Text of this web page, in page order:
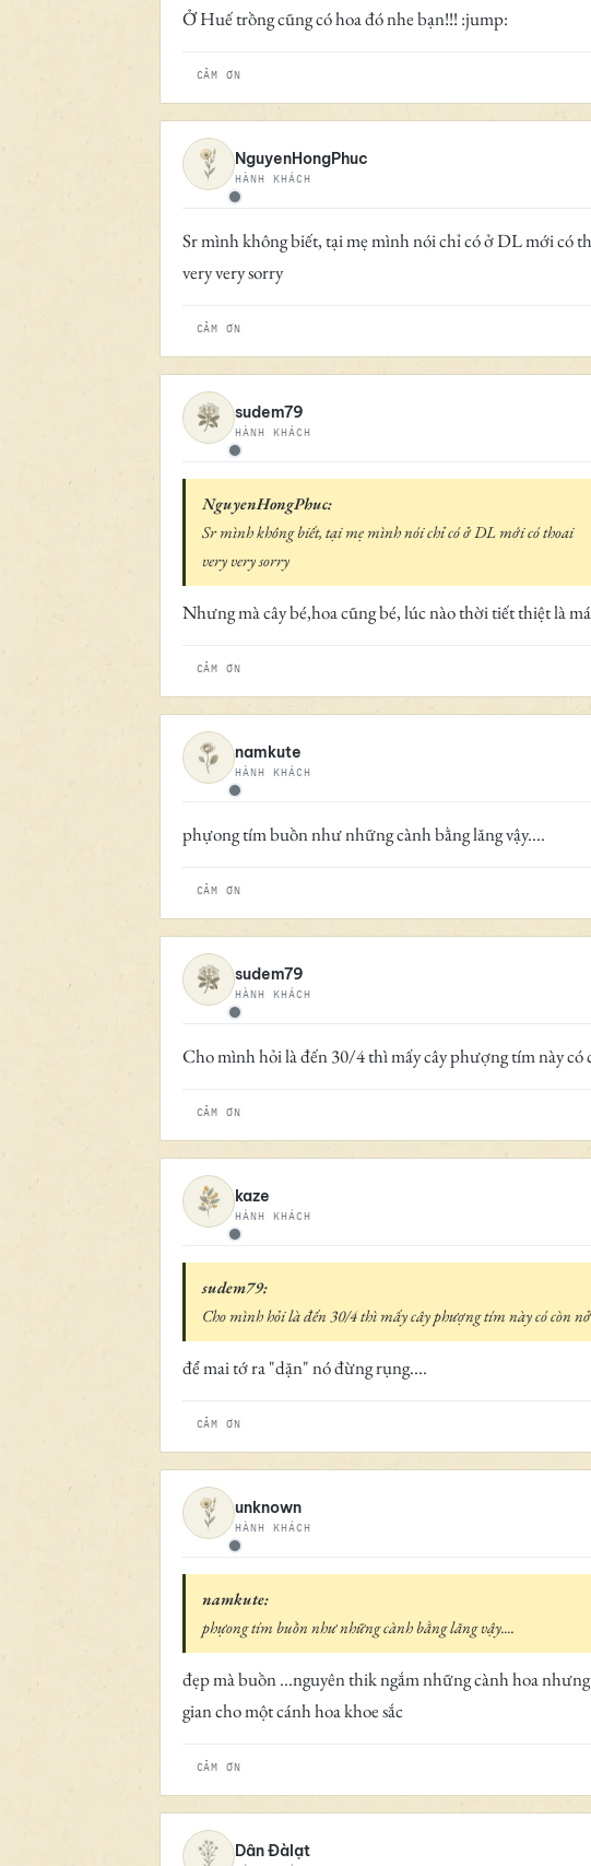
Ở Huế trồng cũng có hoa đó nhe bạn!!! :jump:
CẢM ƠN
Ngoại tuyến
NguyenHongPhuc
HÀNH KHÁCH
Sr mình không biết, tại mẹ mình nói chỉ có ở DL mới có
very very sorry
CẢM ƠN
Ngoại tuyến
sudem79
HÀNH KHÁCH
NguyenHongPhuc:
Sr mình không biết, tại mẹ mình nói chỉ có ở DL mới có thoai
very very sorry
Nhưng mà cây bé,hoa cũng bé, lúc nào thời tiết thiệt là
CẢM ƠN
Ngoại tuyến
namkute
HÀNH KHÁCH
phựong tím buồn như những cành bằng lăng vậy....
CẢM ƠN
Ngoại tuyến
sudem79
HÀNH KHÁCH
Cho mình hỏi là đến 30/4 thì mấy cây phượng tím này có
CẢM ƠN
Ngoại tuyến
kaze
HÀNH KHÁCH
sudem79:
Cho mình hỏi là đến 30/4 thì mấy cây phượng tím này có còn
để mai tớ ra "dặn" nó đừng rụng....
CẢM ƠN
Ngoại tuyến
unknown
HÀNH KHÁCH
namkute:
phựong tím buồn như những cành bằng lăng vậy....
đẹp mà buồn ...nguyên thik ngắm những cành hoa
gian cho một cánh hoa khoe sắc
CẢM ƠN
Dân Đàlạt